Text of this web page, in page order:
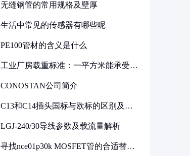
无缝钢管的常用规格及壁厚
生活中常见的传感器有哪些呢
PE100管材的含义是什么
工业厂房载重标准：一平方米能承受多
CONOSTAN公司简介
C13和C14插头国标与欧标的区别及其
LGJ-240/30导线参数及载流量解析
寻找nce01p30k MOSFET管的合适替代